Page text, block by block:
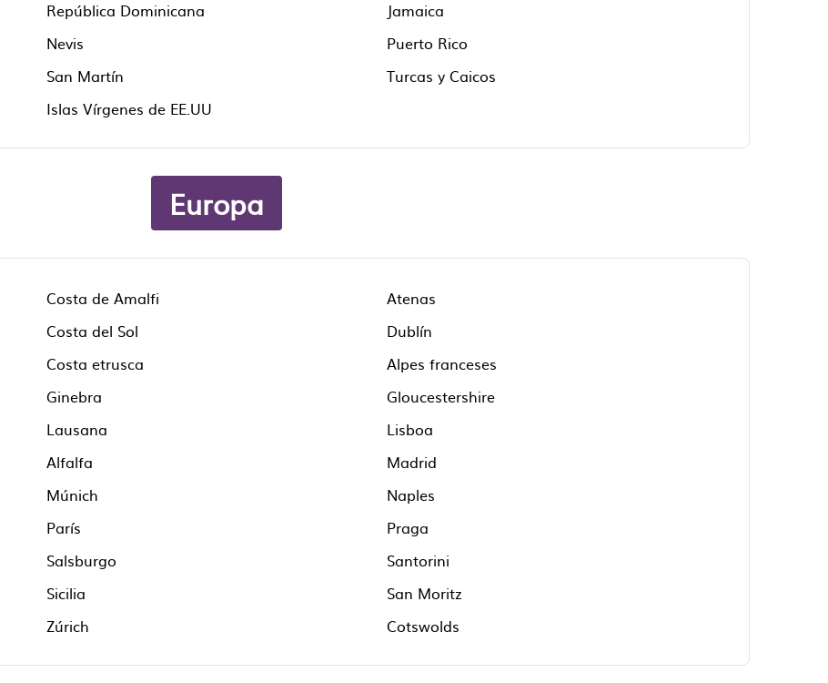
República Dominicana
Jamaica
Nevis
Puerto Rico
San Martín
Turcas y Caicos
Islas Vírgenes de EE.UU
Europa
Costa de Amalfi
Atenas
Costa del Sol
Dublín
Costa etrusca
Alpes franceses
Ginebra
Gloucestershire
Lausana
Lisboa
Alfalfa
Madrid
Múnich
Naples
París
Praga
Salsburgo
Santorini
Sicilia
San Moritz
Zúrich Cotswolds